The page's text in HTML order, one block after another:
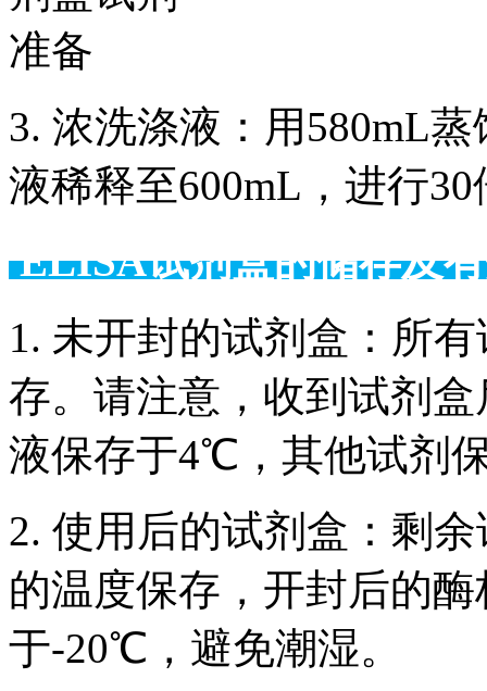
3. 浓洗涤液：用580mL
液稀释至600mL，进行
ELISA试剂盒的储存
1. 未开封的试剂盒：所
存。请注意，收到试剂
液保存于4℃，其他试剂
2. 使用后的试剂盒：剩
的温度保存，开封后的
于-20℃，避免潮湿。